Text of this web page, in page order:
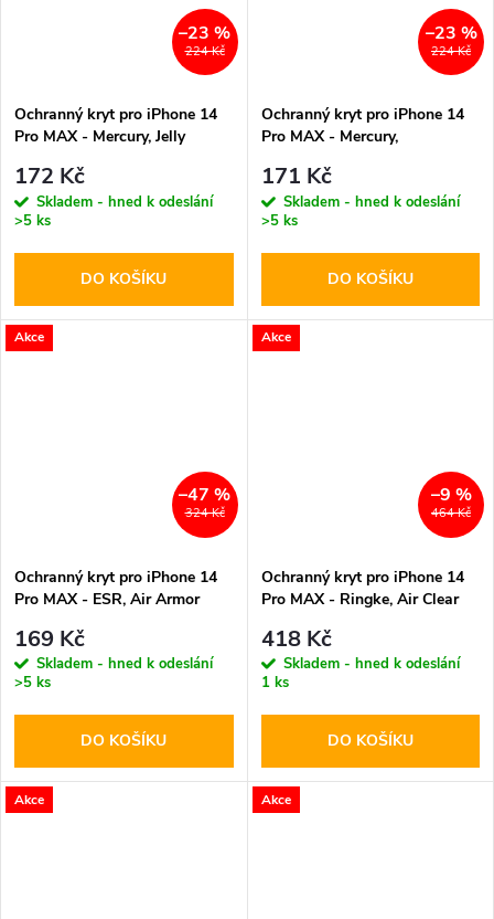
224 Kč
–23 %
Ochranný kryt pro iPhone 14
Pro MAX - Mercury, Jelly
172 Kč
Skladem - hned k odeslání
>5 ks
DO KOŠÍKU
224 Kč
–23 %
Ochranný kryt pro iPhone 14
Pro MAX - Mercury,
171 Kč
Skladem - hned k odeslání
>5 ks
DO KOŠÍKU
Akce
324 Kč
–47 %
Ochranný kryt pro iPhone 14
Pro MAX - ESR, Air Armor
169 Kč
Skladem - hned k odeslání
>5 ks
DO KOŠÍKU
Akce
464 Kč
–9 %
Ochranný kryt pro iPhone 14
Pro MAX - Ringke, Air Clear
418 Kč
Skladem - hned k odeslání
1 ks
DO KOŠÍKU
Akce Akce